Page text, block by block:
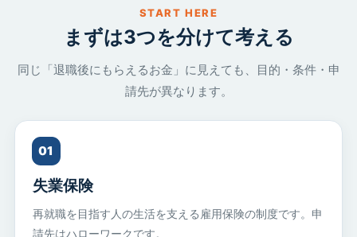
START HERE
まずは3つを分けて考える
同じ「退職後にもらえるお金」に見えても、目的・条件・申
請先が異なります。
01
失業保険
再就職を目指す人の生活を支える雇用保険の制度です。申
請先はハローワークです。